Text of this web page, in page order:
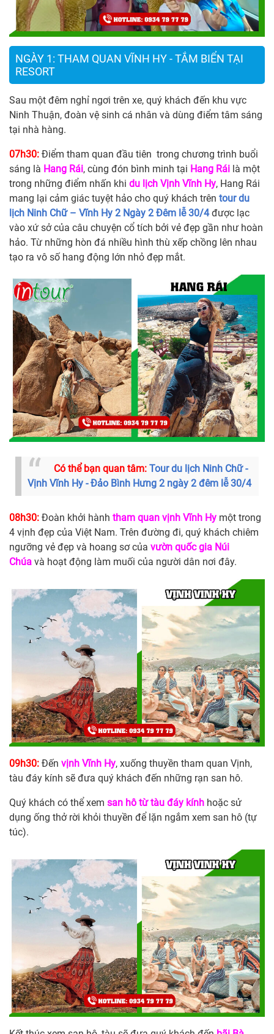
NGÀY 1: THAM QUAN VĨNH HY - TẮM BIỂN TẠI
RESORT
Sau một đêm nghỉ ngơi trên xe, quý khách đến khu vực
Ninh Thuận, đoàn vệ sinh cá nhân và dùng điểm tâm sáng
tại nhà hàng.
07h30: Điểm tham quan đầu tiên trong chương trình buổi
sáng là Hang Rái, cùng đón bình minh tại Hang Rái là một
trong những điểm nhấn khi du lịch Vịnh Vĩnh Hy, Hang Rái
mang lại cảm giác tuyệt hảo cho quý khách trên tour du
lịch Ninh Chữ – Vĩnh Hy 2 Ngày 2 Đêm lễ 30/4được lạc
vào xứ sở của câu chuyện cổ tích bởi vẻ đẹp gần như hoàn
hảo. Từ những hòn đá nhiều hình thù xếp chồng lên nhau
tạo ra vô số hang động lớn nhỏ đẹp mắt.
Có thể bạn quan tâm: Tour du lịch Ninh Chữ -
Vịnh Vĩnh Hy - Đảo Bình Hưng 2 ngày 2 đêm lễ 30/4
08h30: Đoàn khởi hành tham quan vịnh Vĩnh Hy một trong
4 vịnh đẹp của Việt Nam. Trên đường đi, quý khách chiêm
ngưỡng vẻ đẹp và hoang sơ của vườn quốc gia Núi
Chúa và hoạt động làm muối của người dân nơi đây.
09h30: Đến vịnh Vĩnh Hy, xuống thuyền tham quan Vịnh,
tàu đáy kính sẽ đưa quý khách đến những rạn san hô.
Quý khách có thể xem san hô từ tàu đáy kính hoặc sử
dụng ống thở rời khỏi thuyền để lặn ngắm xem san hô (tự
túc).